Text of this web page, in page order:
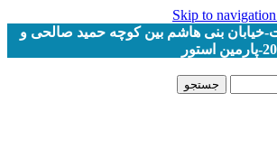
Skip to navigation
خیابان بنی هاشم بین کوچه حمید صالحی و
جستجو